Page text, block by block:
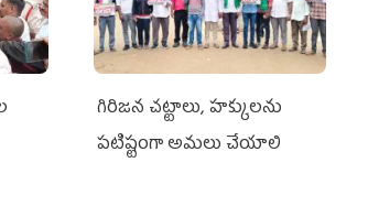
గిరిజన చట్టాలు, హక్కులను
పటిష్టంగా అమలు చేయాలి